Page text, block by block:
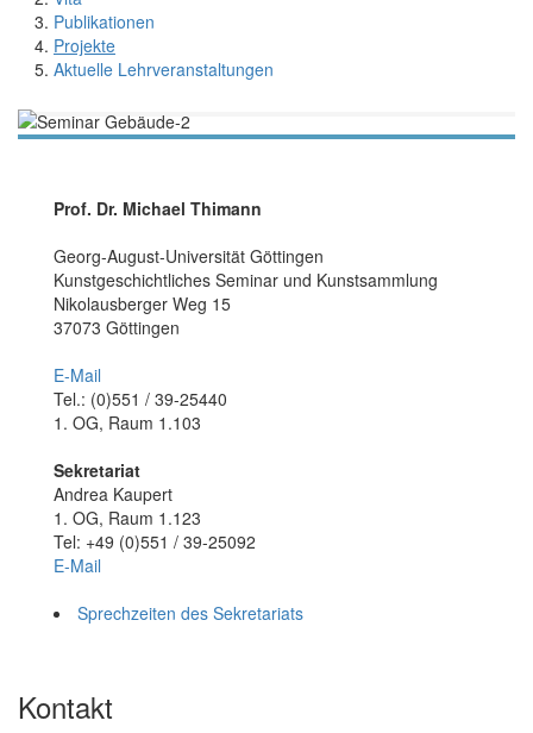
Publikationen
Projekte
Aktuelle Lehrveranstaltungen
Prof. Dr. Michael Thimann
Georg-August-Universität Göttingen
Kunstgeschichtliches Seminar und Kunstsammlung
Nikolausberger Weg 15
37073 Göttingen
E-Mail
Tel.: (0)551 / 39-25440
1. OG, Raum 1.103
Sekretariat
Andrea Kaupert
1. OG, Raum 1.123
Tel: +49 (0)551 / 39-25092
E-Mail
Sprechzeiten des Sekretariats
Kontakt